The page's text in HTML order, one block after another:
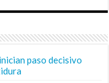
paso decisivo